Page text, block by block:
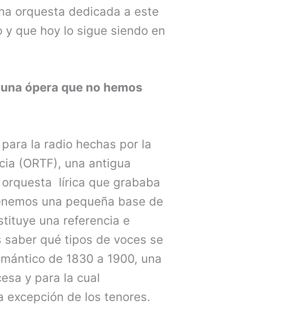
orquesta dedicada a este
que hoy lo sigue siendo en
ópera que no hemos
la radio hechas por la
(ORTF), una antigua
lírica que grababa
una pequeña base de
una referencia e
qué tipos de voces se
de 1830 a 1900, una
y para la cual
excepción de los tenores.